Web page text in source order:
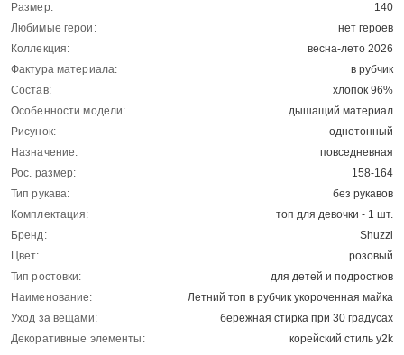
Размер:
140
Любимые герои:
нет героев
Коллекция:
весна-лето 2026
Фактура материала:
в рубчик
Состав:
хлопок 96%
Особенности модели:
дышащий материал
Рисунок:
однотонный
Назначение:
повседневная
Рос. размер:
158-164
Тип рукава:
без рукавов
Комплектация:
топ для девочки - 1 шт.
Бренд:
Shuzzi
Цвет:
розовый
Тип ростовки:
для детей и подростков
Наименование:
Летний топ в рубчик укороченная майка
Уход за вещами:
бережная стирка при 30 градусах
Декоративные элементы:
корейский стиль y2k